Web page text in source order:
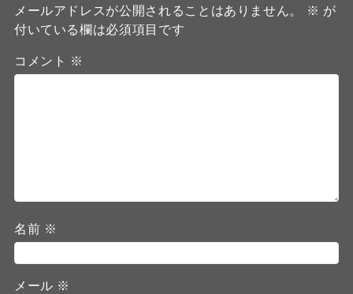
メールアドレスが公開されることはありません。 ※ が
付いている欄は必須項目です
コメント ※
名前 ※
メール ※